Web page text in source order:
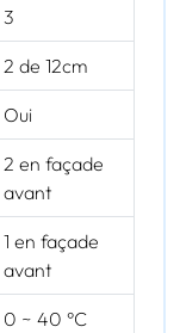
3
2 de 12cm
Oui
2 en façade
avant
1 en façade
avant
0 ~ 40 °C